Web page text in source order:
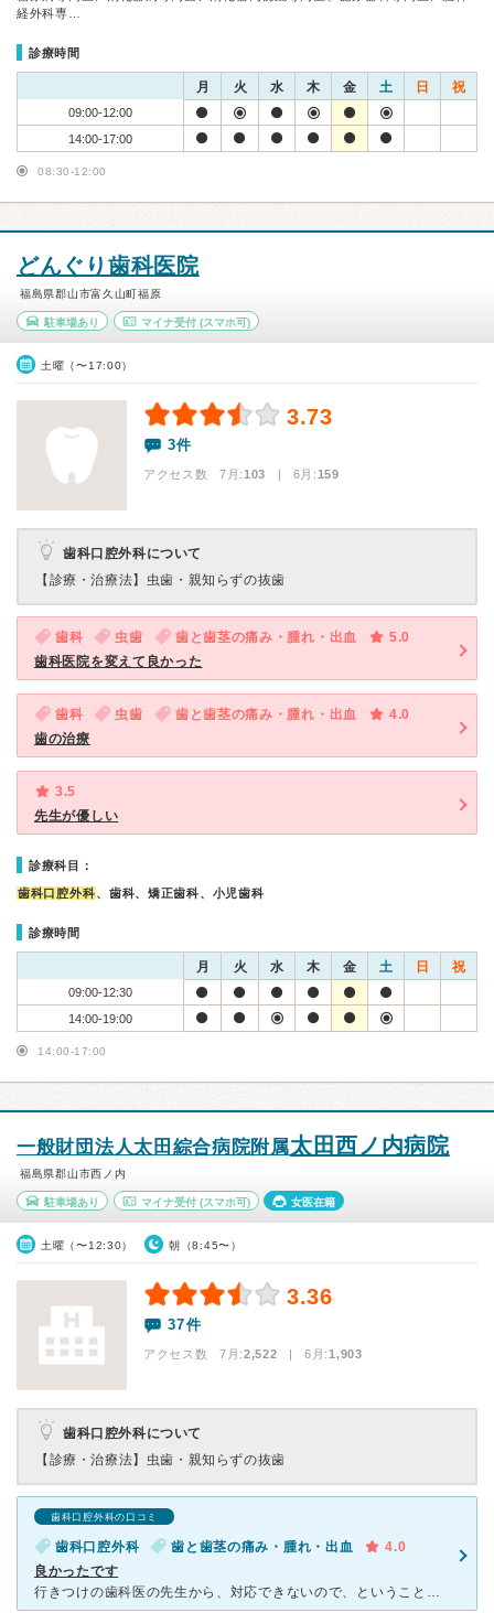
経外科専…
診療時間
月 火 水 木 金 土 日 祝
09:00-12:00
14:00-17:00
08:30-12:00
どんぐり歯科医院
福島県郡山市富久山町福原
駐車場あり マイナ受付(スマホ可)
土曜（〜17:00）
3.73
3件
アクセス数 7月:103 | 6月:159
歯科口腔外科について
【診療・治療法】 虫歯・親知らずの抜歯
歯科 虫歯 歯と歯茎の痛み・腫れ・出血
5.0
歯科医院を変えて良かった
歯科 虫歯 歯と歯茎の痛み・腫れ・出血
4.0
歯の治療
3.5
先生が優しい
診療科目：
歯科口腔外科、歯科、矯正歯科、小児歯科
診療時間
月 火 水 木 金 土 日 祝
09:00-12:30
14:00-19:00
14:00-17:00
一般財団法人太田綜合病院附属太田西ノ内病院
福島県郡山市西ノ内
駐車場あり マイナ受付(スマホ可) 女医在籍
土曜（〜12:30） 朝（8:45〜）
3.36
37件
アクセス数 7月:2,522 | 6月:1,903
歯科口腔外科について
【診療・治療法】 虫歯・親知らずの抜歯
歯科口腔外科の口コミ
歯科口腔外科 歯と歯茎の痛み・腫れ・出血
4.0
良かったです
行きつけの歯科医の先生から、対応できないので、ということで紹介されました。 親知らずの炎症がひどくて、抜歯も難しいとのことで手術を勧められていました。 検査の結果、手術もリスクがあるので、処置をし